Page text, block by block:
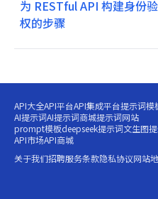
为 RESTful API 构建身份
权的步骤
API大全API平台API集成平台提示词模
AI提示词AI提示词商城提示词网站
prompt模板deepseek提示词文生图
API市场API商城
关于我们招聘服务条款隐私协议网站